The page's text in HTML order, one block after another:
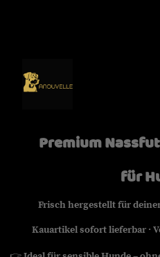
Premium
für
Frisch hergestellt für
Kauartikel sofort lieferbar ·